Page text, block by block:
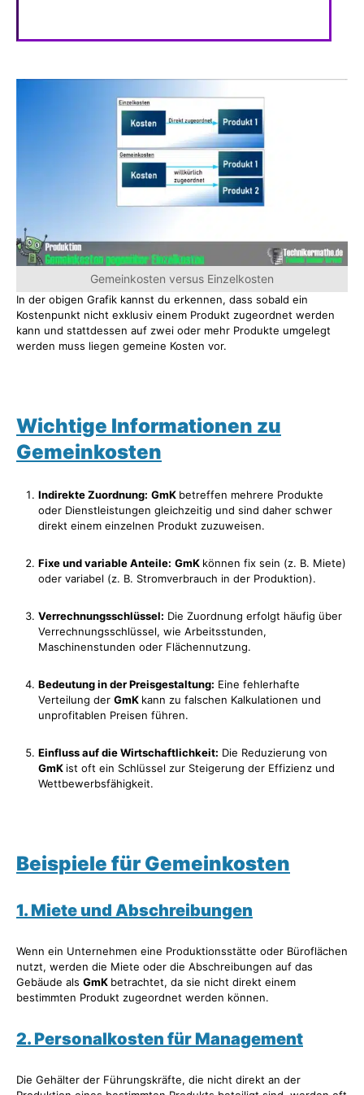
Gemeinkosten versus Einzelkosten
In der obigen Grafik kannst du erkennen, dass sobald ein
Kostenpunkt nicht exklusiv einem Produkt zugeordnet werden
kann und stattdessen auf zwei oder mehr Produkte umgelegt
werden muss liegen gemeine Kosten vor.
Wichtige Informationen zu
Gemeinkosten
Indirekte Zuordnung: GmK betreffen mehrere Produkte
oder Dienstleistungen gleichzeitig und sind daher schwer
direkt einem einzelnen Produkt zuzuweisen.
Fixe und variable Anteile: GmK können fix sein (z. B. Miete)
oder variabel (z. B. Stromverbrauch in der Produktion).
Verrechnungsschlüssel: Die Zuordnung erfolgt häufig über
Verrechnungsschlüssel, wie Arbeitsstunden,
Maschinenstunden oder Flächennutzung.
Bedeutung in der Preisgestaltung: Eine fehlerhafte
Verteilung der GmK kann zu falschen Kalkulationen und
unprofitablen Preisen führen.
Einfluss auf die Wirtschaftlichkeit: Die Reduzierung von
GmK ist oft ein Schlüssel zur Steigerung der Effizienz und
Wettbewerbsfähigkeit.
Beispiele für Gemeinkosten
1. Miete und Abschreibungen
Wenn ein Unternehmen eine Produktionsstätte oder Büroflächen
nutzt, werden die Miete oder die Abschreibungen auf das
Gebäude als GmK betrachtet, da sie nicht direkt einem
bestimmten Produkt zugeordnet werden können.
2. Personalkosten für Management
Die Gehälter der Führungskräfte, die nicht direkt an der